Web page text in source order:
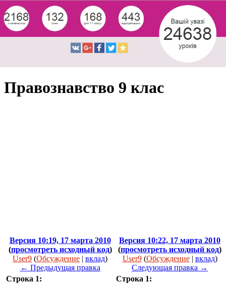
Правознавство 9 клас
Версия 10:19, 17 марта 2010
(просмотреть исходный код)
User9 (Обсуждение | вклад)
← Предыдущая правка
Версия 10:22, 17 марта 2010
(просмотреть исходный код)
User9 (Обсуждение| вклад)
Следующая правка →
Строка 1:
Строка 1: